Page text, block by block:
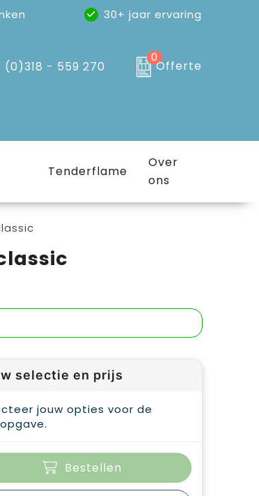
30+ jaar ervaring
(0)318 - 559 270
0
Offerte
Tenderflame
Over
ons
selectie en prijs
jouw opties voor de
Bestellen